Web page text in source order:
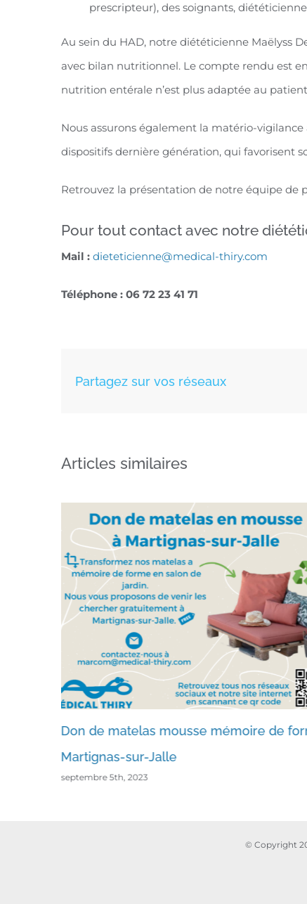
prescripteur), des soignants,
Au sein du HAD, notre diététicienne Maëlyss
avec bilan nutritionnel. Le compte rendu est
nutrition entérale n’est plus adaptée au
Nous assurons également la matério-vigilance
dispositifs dernière génération, qui favorisent
Retrouvez la présentation de notre équipe de
Pour tout contact avec notre
Mail : dieteticienne@medical-thiry.com
Téléphone : 06 72 23 41 71
Partagez sur vos réseaux
Articles similaires
Don de matelas mousse mémoire de
Martignas-sur-Jalle
septembre 5th, 2023
© Copyright